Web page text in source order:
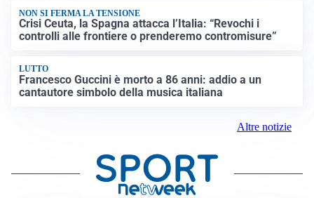
NON SI FERMA LA TENSIONE
Crisi Ceuta, la Spagna attacca l’Italia: “Revochi i
controlli alle frontiere o prenderemo contromisure”
LUTTO
Francesco Guccini è morto a 86 anni: addio a un
cantautore simbolo della musica italiana
Altre notizie